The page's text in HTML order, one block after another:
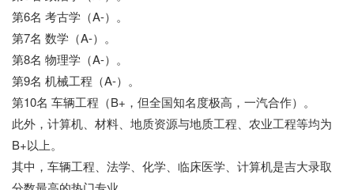
第6名 考古学（A-）。
第7名 数学（A-）。
第8名 物理学（A-）。
第9名 机械工程（A-）。
第10名 车辆工程（B+，但全国知名度极高，一汽合作）。
此外，计算机、材料、地质资源与地质工程、农业工程等均为
B+以上。
其中，车辆工程、法学、化学、临床医学、计算机是吉大录取